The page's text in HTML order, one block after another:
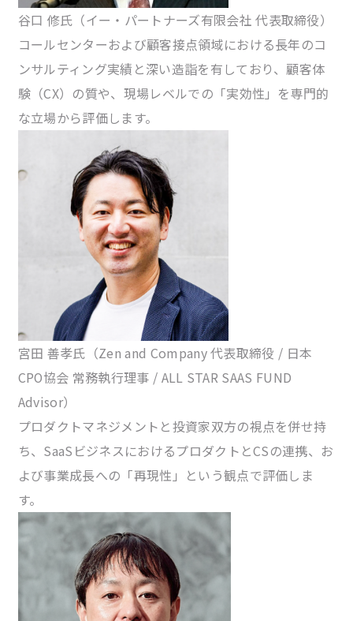
谷口 修氏 （イー・パートナーズ有限会社 代表取締役）
コールセンターおよび顧客接点領域における長年のコ
ンサルティング実績と深い造詣を有しており、顧客体
験（CX）の質や、現場レベルでの「実効性」を専門的
な立場から評価します。
宮田 善孝氏 （Zen and Company 代表取締役 / 日本
CPO協会 常務執行理事 / ALL STAR SAAS FUND
Advisor）
プロダクトマネジメントと投資家双方の視点を併せ持
ち、SaaSビジネスにおけるプロダクトとCSの連携、お
よび事業成長への「再現性」という観点で評価しま
す。